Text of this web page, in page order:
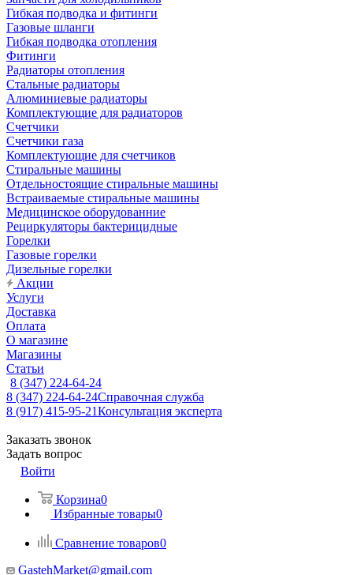
Гибкая подводка и фитинги
Газовые шланги
Гибкая подводка отопления
Фитинги
Радиаторы отопления
Стальные радиаторы
Алюминиевые радиаторы
Комплектующие для радиаторов
Счетчики
Счетчики газа
Комплектующие для счетчиков
Стиральные машины
Отдельностоящие стиральные машины
Встраиваемые стиральные машины
Медицинское оборудованние
Рециркуляторы бактерицидные
Горелки
Газовые горелки
Дизельные горелки
Акции
Услуги
Доставка
Оплата
О магазине
Магазины
Статьи
8 (347) 224-64-24
8 (347) 224-64-24Справочная служба
8 (917) 415-95-21Консультация эксперта
Заказать звонок
Задать вопрос
Войти
Корзина0
Избранные товары0
Сравнение товаров0
GastehMarket@gmail.com